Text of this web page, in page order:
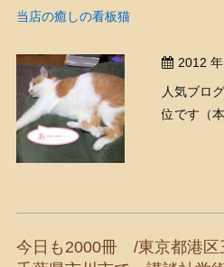
当店の癒しの看板猫
2012
人気ブ
位です（
らりんだ
中に急に
今日も2000冊 /東京都港区